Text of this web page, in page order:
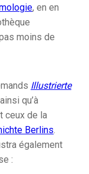
, en en
moins de
Illustrierte
qu’à
ceux de la
Berlins.
également
: